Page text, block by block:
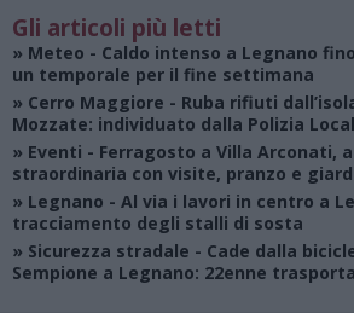
Gli articoli più letti
» Meteo - Caldo intenso a Legnano
un temporale per il fine settimana
» Cerro Maggiore - Ruba rifiuti
Mozzate: individuato dalla Polizia
» Eventi - Ferragosto a Villa Arconati,
straordinaria con visite, pranzo e
» Legnano - Al via i lavori in centro a
tracciamento degli stalli di sosta
» Sicurezza stradale - Cade dalla
Sempione a Legnano: 22enne